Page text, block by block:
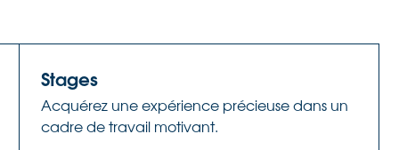
Stages
Acquérez une expérience précieuse dans un
cadre de travail motivant.